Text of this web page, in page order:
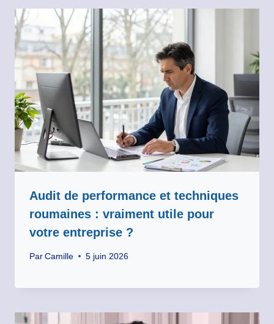
Audit de performance et techniques
roumaines : vraiment utile pour
votre entreprise ?
Par Camille 5 juin 2026